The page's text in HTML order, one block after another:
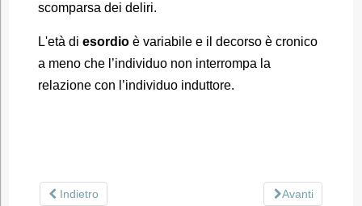
scomparsa dei deliri.
L'età di esordioè variabile e il decorso è cronico
a meno che l’individuo non interrompa la
relazione con l’individuo induttore.
Indietro Avanti